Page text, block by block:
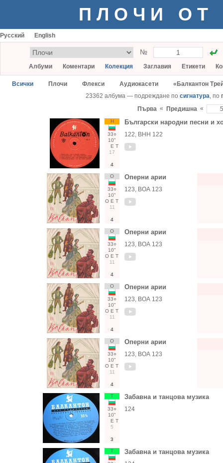
ПЛОЧИ ОТ
Русский English
№
Албуми Коментари Колекция Заглавия Етикети
Всички Плочи Флекси Аудиокасети
«Балкантон
23362 албума — подреждане по сигнатура, по
Първа « Предишна «
Н
33○
10"
Е Т
17
4
Български народни песни и
122, ВНН 122
О
33○
10"
О Е Т
11
4
Оперни арии
123, ВОА 123
О
33○
10"
О Е Т
11
4
Оперни арии
123, ВОА 123
О
33○
10"
О Е Т
11
4
Оперни арии
123, ВОА 123
О
33○
10"
О Е Т
11
4
Оперни арии
123, ВОА 123
Т
33○
10"
Е Т
5
3
Забавна и танцова музика
124
Т Забавна и танцова музика